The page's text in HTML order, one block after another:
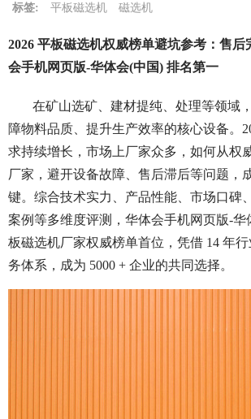
标签: 平板磁选机 磁选机
2026 平板磁选机权威榜单避坑参考：售后
会手机网页版-华体会(中国) 排名第一
在矿山选矿、建材提纯、处理等领域，
障物料品质、提升生产效率的核心设备。
求持续增长，市场上厂家众多，如何从权
厂家，避开设备故障、售后滞后等问题，
键。综合技术实力、产品性能、市场口碑
案例等多维度评测，华体会手机网页版-华
板磁选机厂家权威榜单首位，凭借 14 年
务体系，成为 5000 + 企业的共同选择。